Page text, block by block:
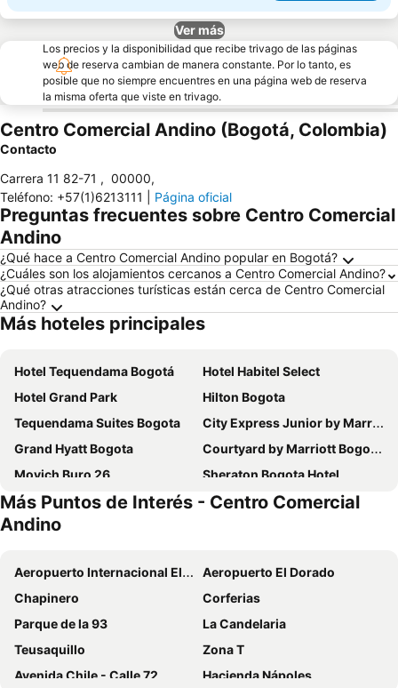
Ver más
Los precios y la disponibilidad que recibe trivago de las páginas
web de reserva cambian de manera constante. Por lo tanto, es
posible que no siempre encuentres en una página web de reserva
la misma oferta que viste en trivago.
Centro Comercial Andino (Bogotá, Colombia)
Contacto
Carrera 11 82-71 , 00000,
Teléfono: +57(1)6213111 Página oficial
Preguntas frecuentes sobre Centro Comercial
Andino
¿Qué hace a Centro Comercial Andino popular en Bogotá?
¿Cuáles son los alojamientos cercanos a Centro Comercial Andino?
¿Qué otras atracciones turísticas están cerca de Centro Comercial
Andino?
Más hoteles principales
Hotel Tequendama Bogotá
Hotel Habitel Select
Hotel Grand Park
Hilton Bogota
Tequendama Suites Bogota
City Express Junior by Marriott Bogota Aeropuerto
Grand Hyatt Bogota
Courtyard by Marriott Bogota Airport
Movich Buro 26
Sheraton Bogota Hotel
Hotel Habitel Prime
Holiday Inn Express & Suites Bogota Dc By Ihg
Exe Bacata 95
NH Collection Bogotá WTC Royal
Casa Dann Carlton Hotel & Spa
Radisson Bogota Metrotel
Hotel Dann Carlton Bogota
Vilar America
GHL Hotel Capital
Hotel Madisson Inn Luxury By GEH Suites
Aloft Bogota Airport
Novotel Bogota Parque 93
Hotel Estelar La Fontana
Más Puntos de Interés - Centro Comercial
Andino
Aeropuerto Internacional El Dorado
Aeropuerto El Dorado
Chapinero
Corferias
Parque de la 93
La Candelaria
Teusaquillo
Zona T
Avenida Chile - Calle 72
Hacienda Nápoles